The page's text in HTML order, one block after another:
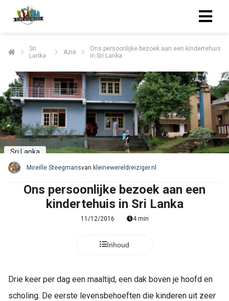
Sri
Lanka
Azië
Ons persoonlijke bezoek aan een kindertehuis
in Sri Lanka
Sri Lanka
Mireille Steegmansvan kleinewereldreiziger.nl
Ons persoonlijke bezoek aan een
kindertehuis in Sri Lanka
11/12/2016 4 min
Inhoud
Drie keer per dag een maaltijd, een dak boven je hoofd en
scholing. De eerste levensbehoeften die kinderen uit zeer